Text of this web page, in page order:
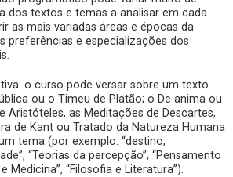
dos textos e temas a analisar em cada
as mais variadas áreas e épocas da
preferências e especializações dos
o curso pode versar sobre um texto
ou o Timeu de Platão; o De anima ou
Aristóteles, as Meditações de Descartes,
de Kant ou Tratado da Natureza Humana
tema (por exemplo: “destino,
“Teorias da percepção”, “Pensamento
Medicina”, “Filosofia e Literatura”).